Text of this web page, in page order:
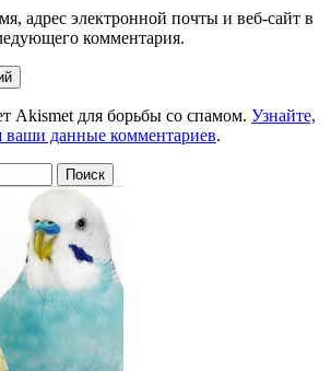
адрес электронной почты и веб-сайт в
комментария.
Akismet для борьбы со спамом. Узнайте,
ваши данные комментариев.